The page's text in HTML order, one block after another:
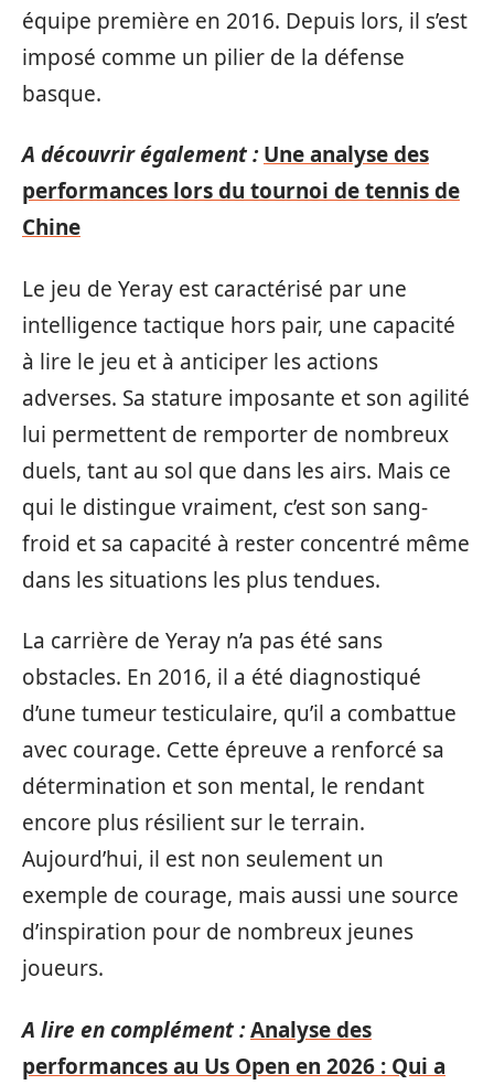
équipe première en 2016. Depuis lors, il s’est
imposé comme un pilier de la défense
basque.
A découvrir également : Une analyse des
performances lors du tournoi de tennis de
Chine
Le jeu de Yeray est caractérisé par une
intelligence tactique hors pair, une capacité
à lire le jeu et à anticiper les actions
adverses. Sa stature imposante et son agilité
lui permettent de remporter de nombreux
duels, tant au sol que dans les airs. Mais ce
qui le distingue vraiment, c’est son sang-
froid et sa capacité à rester concentré même
dans les situations les plus tendues.
La carrière de Yeray n’a pas été sans
obstacles. En 2016, il a été diagnostiqué
d’une tumeur testiculaire, qu’il a combattue
avec courage. Cette épreuve a renforcé sa
détermination et son mental, le rendant
encore plus résilient sur le terrain.
Aujourd’hui, il est non seulement un
exemple de courage, mais aussi une source
d’inspiration pour de nombreux jeunes
joueurs.
A lire en complément :Analyse des
performances au Us Open en 2026 : Qui a